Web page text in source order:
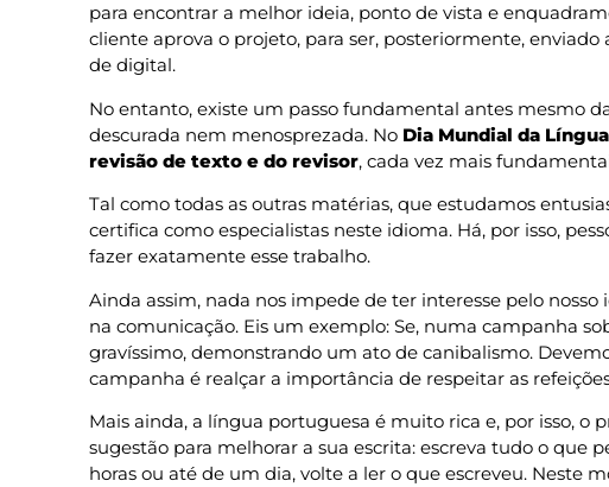
para encontrar a melhor ideia, ponto de vista e
cliente aprova o projeto, para ser, posteriormente,
de digital.
No entanto, existe um passo fundamental antes mesmo
descurada nem menosprezada. No Dia Mundial da
revisão de texto e do revisor, cada vez mais
Tal como todas as outras matérias, que estudamos
certifica como especialistas neste idioma. Há, por isso,
fazer exatamente esse trabalho.
Ainda assim, nada nos impede de ter interesse pelo
na comunicação. Eis um exemplo: Se, numa campanha
gravíssimo, demonstrando um ato de canibalismo.
campanha é realçar a importância de respeitar as
Mais ainda, a língua portuguesa é muito rica e, por isso,
sugestão para melhorar a sua escrita: escreva tudo o que
horas ou até de um dia, volte a ler o que escreveu. Neste